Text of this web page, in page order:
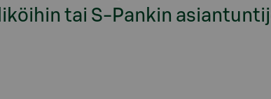
tai S-Pankin